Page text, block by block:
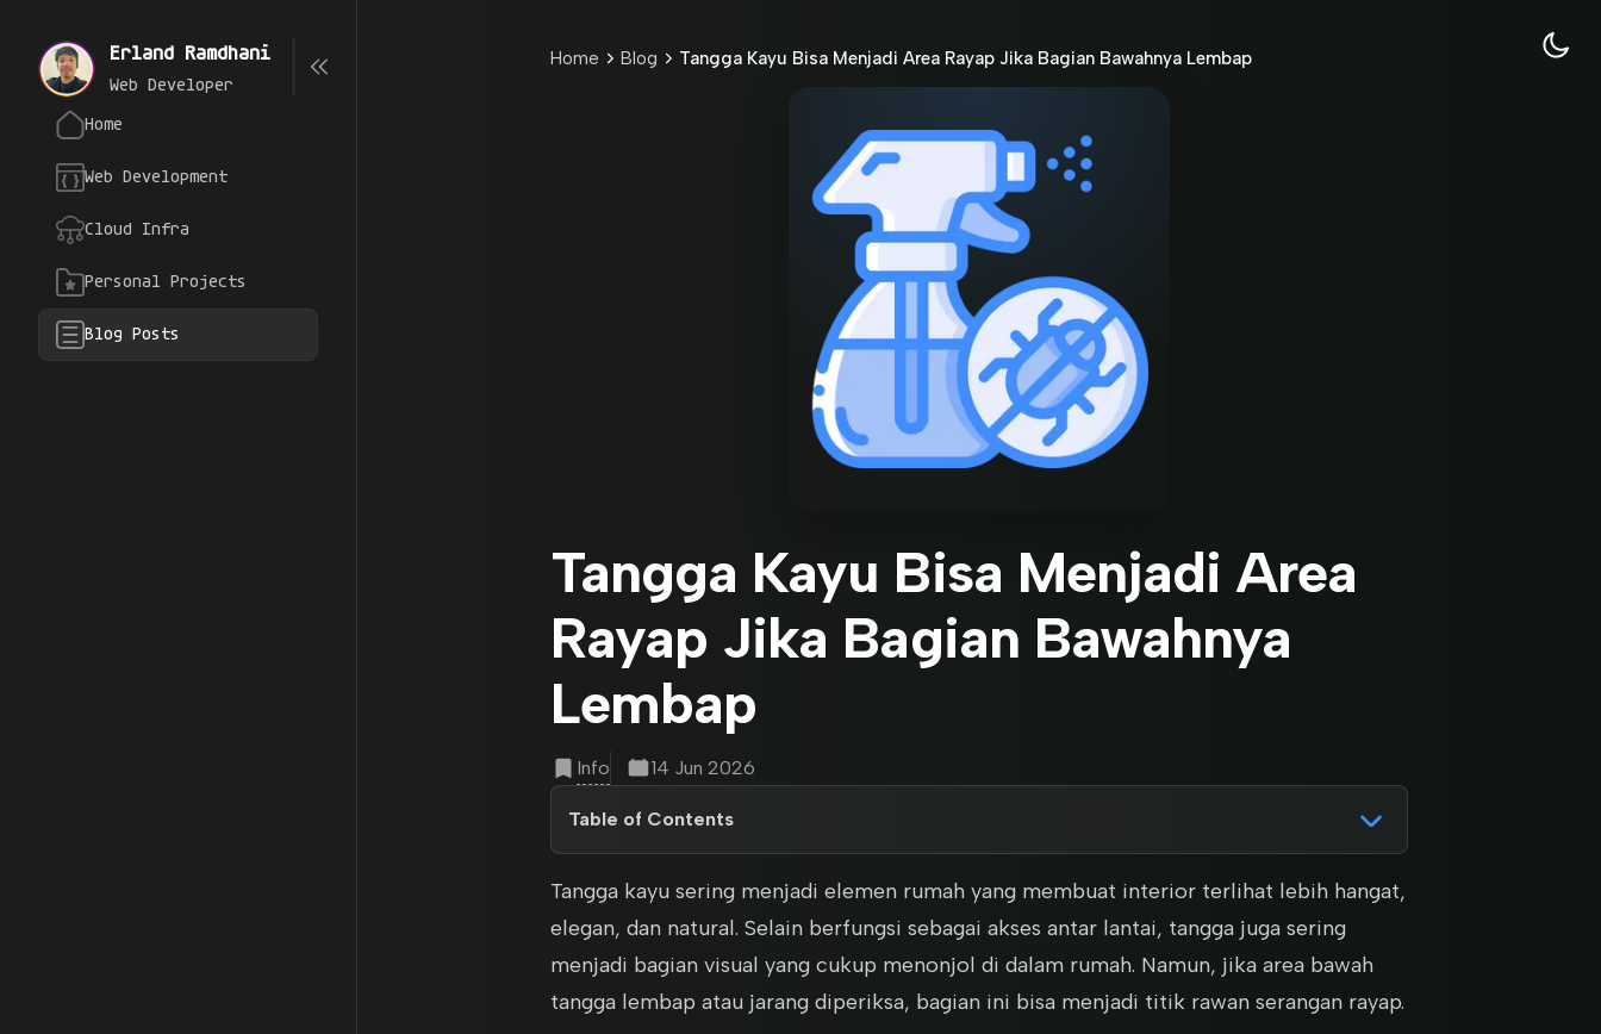
Erland Ramdhani
Web Developer
Home
Web Development
Cloud Infra
Personal Projects
Blog Posts
Home Blog Tangga Kayu Bisa Menjadi Area Rayap Jika Bagian Bawahnya Lembap
Tangga Kayu Bisa Menjadi Area
Rayap Jika Bagian Bawahnya
Lembap
Info 14 Jun 2026
Table of Contents
Tangga kayu sering menjadi elemen rumah yang membuat interior terlihat lebih hangat,
elegan, dan natural. Selain berfungsi sebagai akses antar lantai, tangga juga sering
menjadi bagian visual yang cukup menonjol di dalam rumah. Namun, jika area bawah
tangga lembap atau jarang diperiksa, bagian ini bisa menjadi titik rawan serangan rayap.